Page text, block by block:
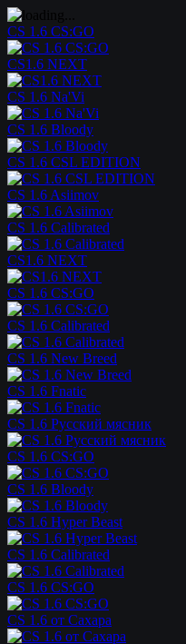
CS 1.6 CS:GO
CS1.6 NEXT
CS 1.6 Na'Vi
CS 1.6 Bloody
CS 1.6 CSL EDITION
CS 1.6 Asiimov
CS 1.6 Calibrated
CS1.6 NEXT
CS 1.6 CS:GO
CS 1.6 Calibrated
CS 1.6 New Breed
CS 1.6 Fnatic
CS 1.6 Русский мясник
CS 1.6 CS:GO
CS 1.6 Bloody
CS 1.6 Hyper Beast
CS 1.6 Calibrated
CS 1.6 CS:GO
CS 1.6 от Сахара